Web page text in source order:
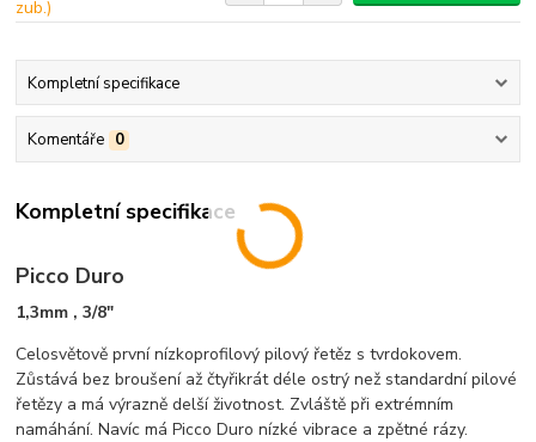
Kompletní specifikace
Komentáře 0
Kompletní specifikace
Picco Duro
1,3mm , 3/8"
Celosvětově první nízkoprofilový pilový řetěz s tvrdokovem.
Zůstává bez broušení až čtyřikrát déle ostrý než standardní pilové
řetězy a má výrazně delší životnost. Zvláště při extrémním
namáhání. Navíc má Picco Duro nízké vibrace a zpětné rázy.